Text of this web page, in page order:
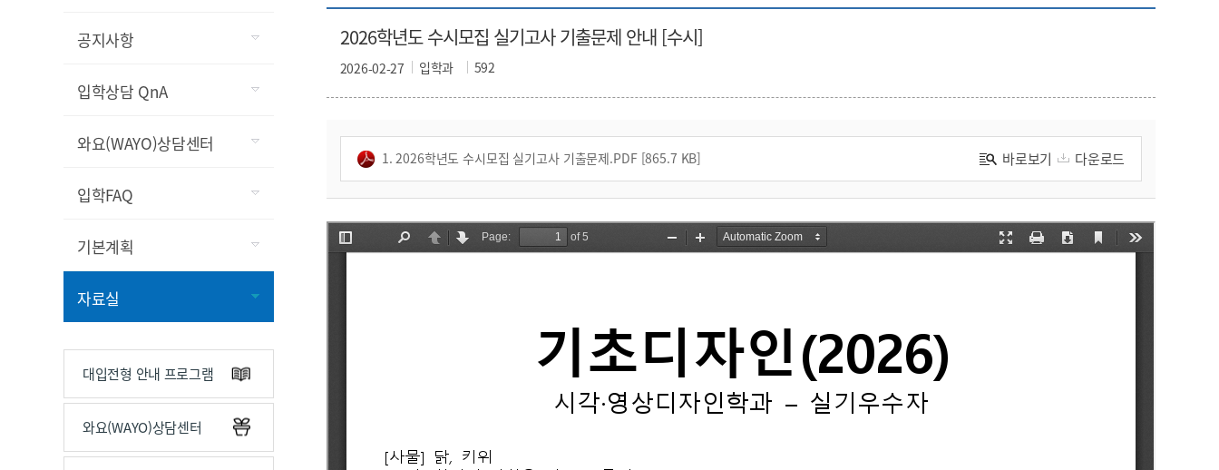
공지사항
입학상담 QnA
와요(WAYO)상담센터
입학FAQ
기본계획
자료실
대입전형 안내 프로그램
와요(WAYO)상담센터
2026학년도 수시모집 실기고사 기출문제 안내 [수시]
입학과 592
2026-02-27
1. 2026학년도 수시모집 실기고사 기출문제.PDF [865.7 KB] 바로보기 다운로드